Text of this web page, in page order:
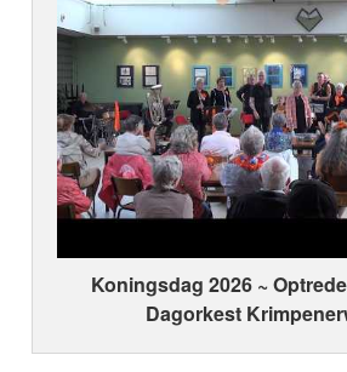
Koningsdag 2026 ~
Dagorkest